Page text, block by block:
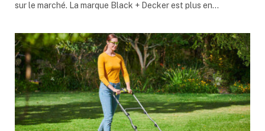
sur le marché. La marque Black + Decker est plus en…